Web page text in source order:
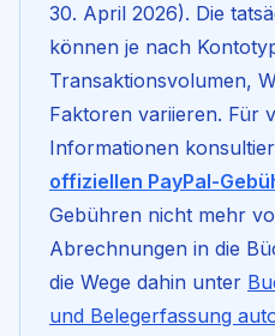
30. April 2026). Die
können je nach
Transaktionsvolumen,
Faktoren variieren. Für
Informationen
offiziellen PayPal-
Gebühren nicht mehr
Abrechnungen in die
die Wege dahin unter
und Belegerfassung